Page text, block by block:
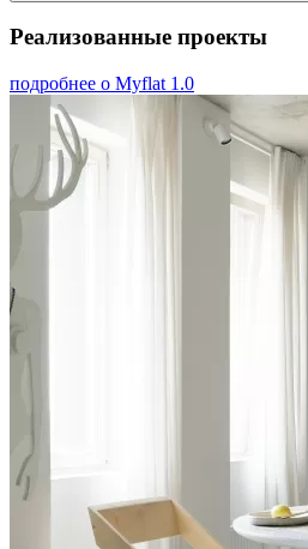
Реализованные проекты
подробнее о Myflat 1.0